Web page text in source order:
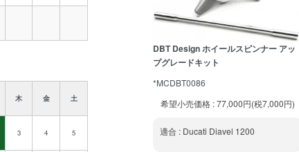
木 金 土
3 4 5
DBT Design ホイールスピンナー アッ
プグレードキット
*MCDBT0086
希望小売価格 : 77,000円(税7,000円)
適合 : Ducati Diavel 1200